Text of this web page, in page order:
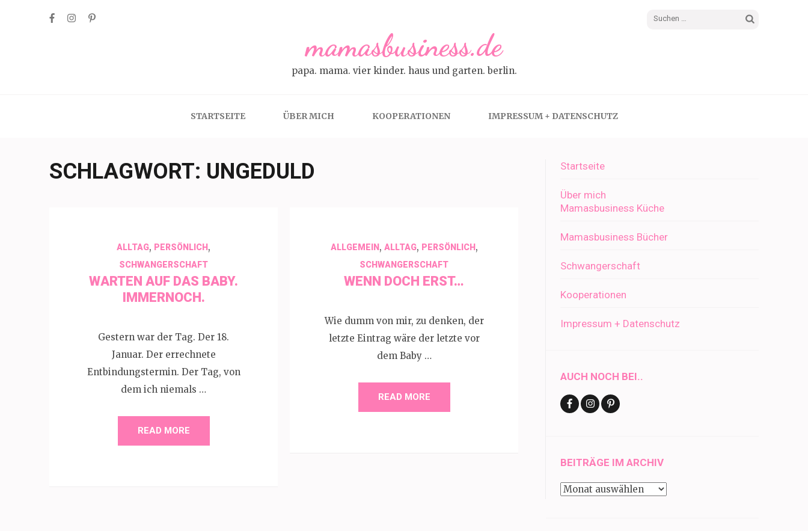
Suchen
mamasbusiness.de
papa. mama. vier kinder. haus und garten. berlin.
STARTSEITE ÜBER MICH KOOPERATIONEN IMPRESSUM + DATENSCHUTZ
SCHLAGWORT: UNGEDULD
ALLTAG, PERSÖNLICH ,
SCHWANGERSCHAFT
WARTEN AUF DAS BABY.
IMMERNOCH.
Gestern war der Tag. Der 18.
Januar. Der errechnete
Entbindungstermin. Der Tag, von
dem ich niemals …
READ MORE
ALLGEMEIN, ALLTAG, PERSÖNLICH,
SCHWANGERSCHAFT
WENN DOCH ERST…
Wie dumm von mir, zu denken, der
letzte Eintrag wäre der letzte vor
dem Baby …
READ MORE
Startseite
Über mich
Mamasbusiness Küche
Mamasbusiness Bücher
Schwangerschaft
Kooperationen
Impressum + Datenschutz
AUCH NOCH BEI..
BEITRÄGE IM ARCHIV
Beiträge